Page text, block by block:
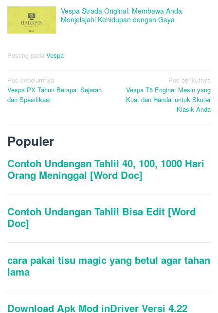
Vespa Strada Original: Membawa Anda
Menjelajahi Kehidupan dengan Gaya
Posting pada Vespa
Navigasi
pos
Pos sebelumnya
Vespa PX Tahun Berapa: Sejarah
dan Spesifikasi
Pos berikutnya
Vespa T5 Engine: Mesin yang
Kuat dan Handal untuk Skuter
Klasik Anda
Populer